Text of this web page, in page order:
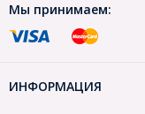
Мы принимаем:
ИНФОРМАЦИЯ